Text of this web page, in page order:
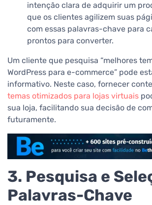
intenção clara de adquirir um
que os clientes agilizem suas
com essas palavras-chave para
prontos para converter.
Um cliente que pesquisa “melhores
WordPress para e-commerce” pode
informativo. Neste caso, fornecer
temas otimizados para lojas virtuais
sua loja, facilitando sua decisão de
futuramente.
3. Pesquisa e
Palavras-Chave